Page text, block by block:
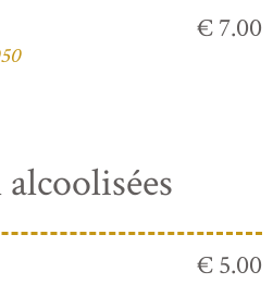
€ 7.00
€ 5.00